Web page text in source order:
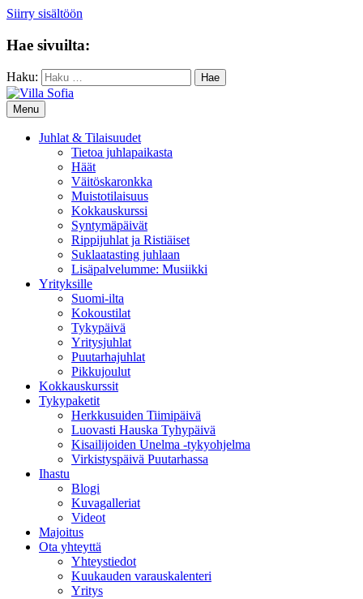
Siirry sisältöön
Hae sivuilta:
Haku:
Menu
Juhlat & Tilaisuudet
Tietoa juhlapaikasta
Häät
Väitöskaronkka
Muistotilaisuus
Kokkauskurssi
Syntymäpäivät
Rippijuhlat ja Ristiäiset
Suklaatasting juhlaan
Lisäpalvelumme: Musiikki
Yrityksille
Suomi-ilta
Kokoustilat
Tykypäivä
Yritysjuhlat
Puutarhajuhlat
Pikkujoulut
Kokkauskurssit
Tykypaketit
Herkkusuiden Tiimipäivä
Luovasti Hauska Tyhypäivä
Kisailijoiden Unelma -tykyohjelma
Virkistyspäivä Puutarhassa
Ihastu
Blogi
Kuvagalleriat
Videot
Majoitus
Ota yhteyttä
Yhteystiedot
Kuukauden varauskalenteri
Yritys